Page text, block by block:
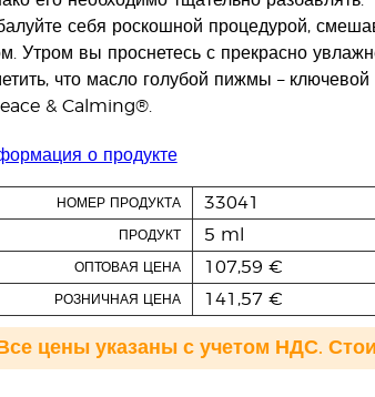
себя роскошной процедурой,
Утром вы проснетесь с прекрасно
что масло голубой пижмы –
& Calming®.
о продукте
НОМЕР ПРОДУКТА 33041
ПРОДУКТ 5 ml
ОПТОВАЯ ЦЕНА 107,59 €
РОЗНИЧНАЯ ЦЕНА 141,57 €
цены указаны с учетом НДС.